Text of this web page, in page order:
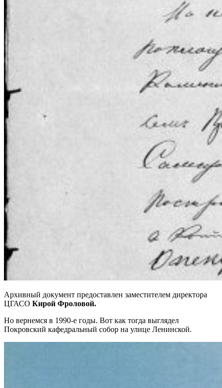
Архивный документ предоставлен заместителем директора
ЦГАСО Кирой Фроловой.
Но вернемся в 1990-е годы. Вот как тогда выглядел
Покровский кафедральный собор на улице Ленинской.